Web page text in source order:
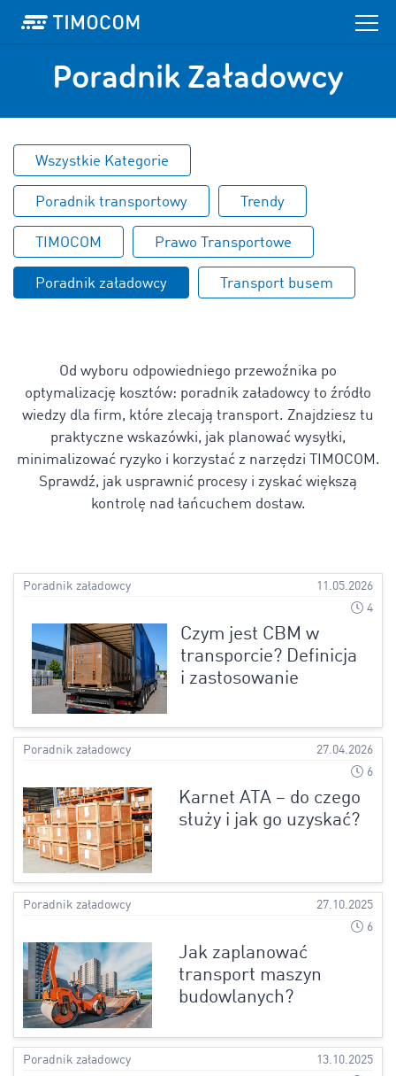
Poradnik Załadowcy
Wszystkie Kategorie
Poradnik transportowy Trendy
TIMOCOM Prawo Transportowe
Poradnik załadowcy Transport busem
Od wyboru odpowiedniego przewoźnika po
optymalizację kosztów: poradnik załadowcy to źródło
wiedzy dla firm, które zlecają transport. Znajdziesz tu
praktyczne wskazówki, jak planować wysyłki,
minimalizować ryzyko i korzystać z narzędzi TIMOCOM.
Sprawdź, jak usprawnić procesy i zyskać większą
kontrolę nad łańcuchem dostaw.
Poradnik załadowcy
11.05.2026
4
Czym jest CBM w
transporcie? Definicja
i zastosowanie
Poradnik załadowcy
27.04.2026
6
Karnet ATA – do czego
służy i jak go uzyskać?
Poradnik załadowcy
27.10.2025
6
Jak zaplanować
transport maszyn
budowlanych?
Poradnik załadowcy
13.10.2025